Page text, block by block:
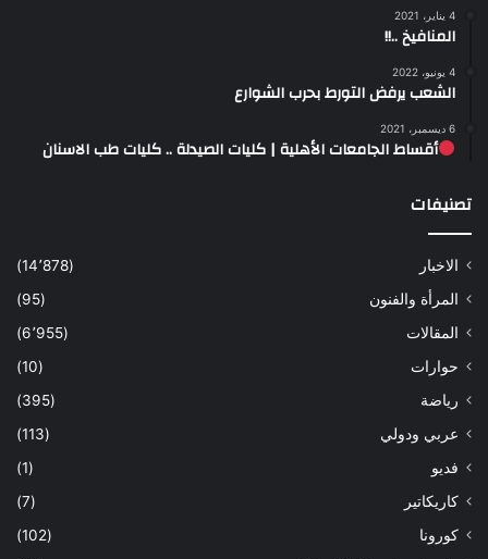
4 يناير، 2021
المنافيخ ..!!
4 يونيو، 2022
الشعب يرفض التورط بحرب الشوارع
6 ديسمبر، 2021
أقساط الجامعات الأهلية | كليات الصيدلة .. كليات طب الاسنان
تصنيفات
الاخبار
(14٬878)
المرأة والفنون
(95)
المقالات
(6٬955)
حوارات
(10)
رياضة
(395)
عربي ودولي
(113)
فديو
(1)
كاريكاتير
(7)
كورونا
(102)